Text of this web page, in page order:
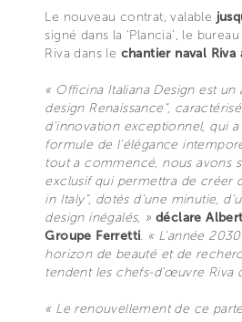
Le nouveau contrat, valable
signé dans la ‘Plancia’, le
Riva dans le chantier naval Riva
« Officina Italiana Design est un
design Renaissance",
d'innovation exceptionnel, qui
formule de l'élégance
tout a commencé, nous avons
exclusif qui permettra de créer
in Italy", dotés d’une minutie,
design inégalés, » déclare
Groupe Ferretti. « L’année
horizon de beauté et de
tendent les chefs-d'œuvre Riva
« Le renouvellement de ce